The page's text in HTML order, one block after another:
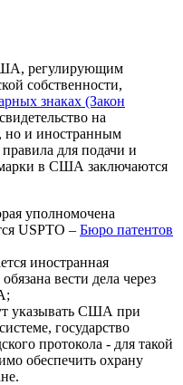
регулирующим
собственности,
знаках (Закон
на
но и иностранным
для подачи и
марки в США заключаются
уполномочена
USPTO – Бюро патентов
иностранная
вести дела через
указывать США при
государство
протокола - для такой
обеспечить охрану